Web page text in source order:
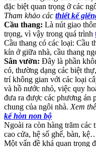
đặc biệt quan trọng ở các
Tham khảo các thiết kế
Cầu thang: Là nút giao
trọng, vì vậy trong quá trình
Cầu thang có các loại: Cầu
kín ở giữa nhà, cầu thang
Sân vườn: Đây là phần
có, thường dạng các biệt
trí không gian với các loại
và hồ nước nhỏ, việc quy
đưa ra được các phương án
chung của ngôi nhà. Xem
kế hòn non bộ
Ngoài ra còn hàng trăm các
cao cửa, hệ số ghế, bàn,
Một vấn đề khá quan trọng